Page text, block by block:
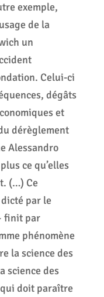
exemple,
de la
un
Celui-ci
dégâts
et
dérèglement
Alessandro
ce qu’elles
(…) Ce
par le
finit par
phénomène
la science des
science des
doit paraître